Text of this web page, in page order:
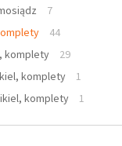
7
44
komplety
29
komplety
1
komplety
1